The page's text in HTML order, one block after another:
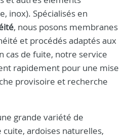
inox). Spécialisés en
, nous posons membranes
et procédés adaptés aux
cas de fuite, notre service
rapidement pour une mise
provisoire et recherche
grande variété de
ardoises naturelles,